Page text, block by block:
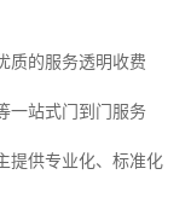
质的服务透明收费
一站式门到门服务
提供专业化、标准化